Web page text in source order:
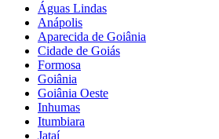
Águas Lindas
Anápolis
Aparecida de Goiânia
Cidade de Goiás
Formosa
Goiânia
Goiânia Oeste
Inhumas
Itumbiara
Jataí